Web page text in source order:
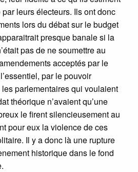
leurs électeurs. Ils ont donc
lors du débat sur le budget
presque banale si la
pas de ne soumettre au
acceptés par le
par le pouvoir
les parlementaires qui voulaient
théorique n’avaient qu’une
le firent silencieusement au
pour eux la violence de ces
Il y a donc là une rupture
historique dans le fond